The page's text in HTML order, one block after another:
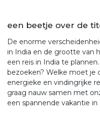
een beetje over de
De enorme
in India en de grootte van
een reis in India te
bezoeken? Welke moet je
energieke en vindingrijke
graag nauw samen met
een spannende vakantie in